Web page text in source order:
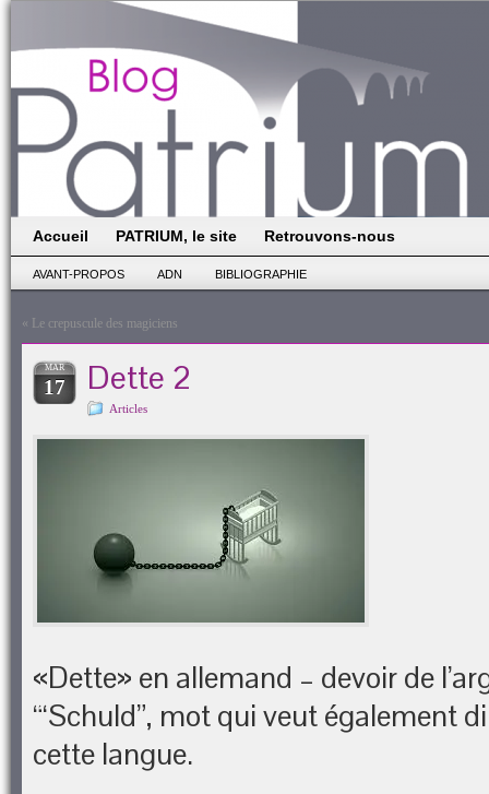
Accueil PATRIUM, le site Retrouvons-nous
AVANT-PROPOS ADN BIBLIOGRAPHIE
« Le crepuscule des magiciens
MAR
17 Dette 2
Articles
«Dette» en allemand – devoir de
“‘Schuld”, mot qui veut également
cette langue.